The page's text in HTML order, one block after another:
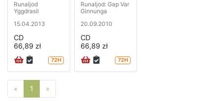
Runaljod
Yggdrasil
15.04.2013
CD
66,89 zł
72H
Runaljod: Gap Var
Ginnunga
20.09.2010
CD
66,89 zł
72H
« Poprzednia strona
1 »